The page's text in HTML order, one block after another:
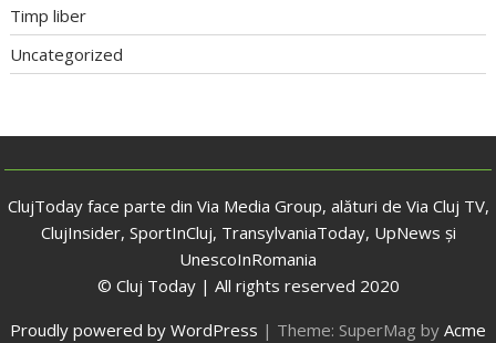
Timp liber
Uncategorized
ClujToday face parte din Via Media Group, alături de Via Cluj TV,
ClujInsider, SportInCluj, TransylvaniaToday, UpNews și
UnescoInRomania
© Cluj Today | All rights reserved 2020
Proudly powered by WordPress | Theme: SuperMag by Acme